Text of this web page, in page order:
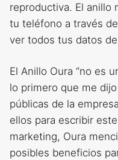
reproductiva. El anillo
tu teléfono a través
ver todos tus datos
El Anillo Oura “no es
lo primero que me
públicas de la
ellos para escribir
marketing, Oura
posibles beneficios